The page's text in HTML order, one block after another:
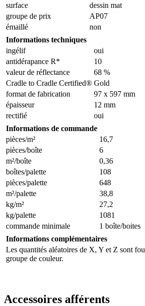
surface
dessin mat
groupe de prix
AP07
émaillé
non
Informations techniques
ingélif
oui
antidérapance R*
10
valeur de réflectance
68 %
Cradle to Cradle Certified® Gold
format de fabrication
97 x 597 mm
épaisseur
12 mm
rectifié
oui
Informations de commande
pièces/m²
16,7
pièces/boîte
6
m²/boîte
0,36
boîtes/palette
108
pièces/palette
648
m²/palette
38,8
kg/m²
27,2
kg/palette
1081
commande minimale
1 boîte/boites
Informations complémentaires
Les quantités aléatoires de X, Y et Z sont
groupe de couleur.
Accessoires afférents